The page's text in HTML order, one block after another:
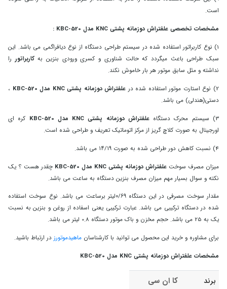
است.
مشخصات تخصصی علفتراش دوزمانه پشتی KNC مدل KBC-520 :
1) نوع کاربراتور استفاده شده در سیستم طراحی دستگاه از نوع دیافراگمی می باشد. این
سبک طراحی باعث میگردد که حالت شناوری و کسری ورودی بنزین بهکاربراتور را
نداشته و مثل سابق موتور هر بار خاموش نکند.
2) نوع استارت موتور استفاده شده در
علفتراش دوزمانه پشتی KNC مدل KBC-520
،
دستی(هندلی) می باشد.
3) سیستم محرک دستگاه
علفتراش دوزمانه پشتی KNC مدل KBC-520
کره ای
اورجینال به صورت کلاچ گریز از مرکز اتوماتیک تعریف و طراحی شده است.
4) نسبت کاهش دور طراحی شده به صورت ۱۴/۱۹ می باشد.
میزان مصرف سوخت علفتراش دوزمانه پشتی KNC مدل KBC-520
چقدر هست ؟ یک
نکته و سوال بسیار مهم میزان مصرف بنزین دستگاه به ساعت می باشد.
مقدار سوخت مصرفی در این دستگاه ۰/۶۹لیتر برساعت می باشد. نوع سوخت استفاده
شده در دستگاه ترکیبی می باشد. عبارت ترکیبی یعنی اسفاده از روغن و بنزین به نسبت
یک به 25 می باشد. حجم مخزن و باک موتور دستگاه 0.8 لیتر
می باشد.
برای مشاوره و خرید این محصول می توانید با کارشناسان ماهیدموتورز در ارتباط باشید.
مشخصات علفتراش دوزمانه پشتی KNC مدل KBC-520
برند کا ان سی